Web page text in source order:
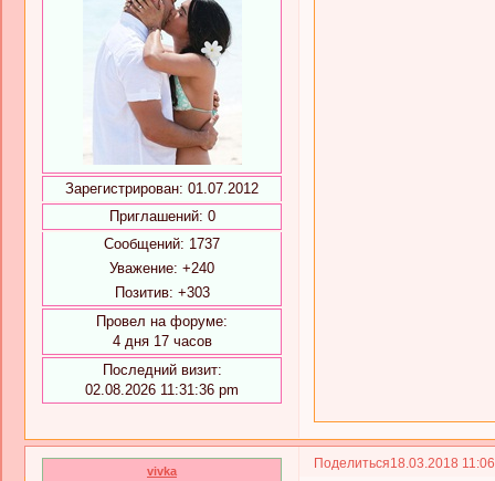
Зарегистрирован: 01.07.2012
Приглашений: 0
Сообщений: 1737
Уважение: +240
Позитив: +303
Провел на форуме:
4 дня 17 часов
Последний визит:
02.08.2026 11:31:36 pm
Поделиться18.03.2018
vivka